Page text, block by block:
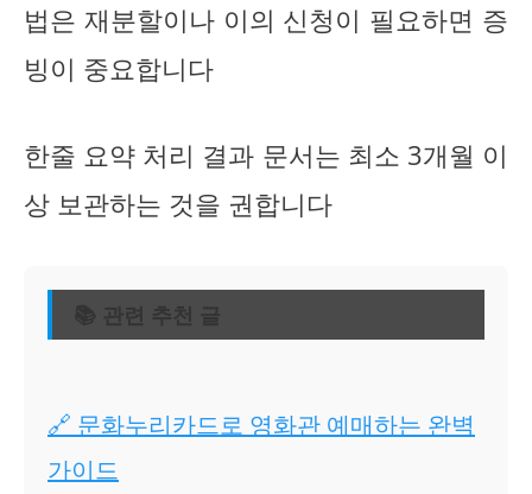
법은 재분할이나 이의 신청이 필요하면 증
빙이 중요합니다
한줄 요약 처리 결과 문서는 최소 3개월 이
상 보관하는 것을 권합니다
📚 관련 추천 글
🔗 문화누리카드로 영화관 예매하는 완벽
가이드